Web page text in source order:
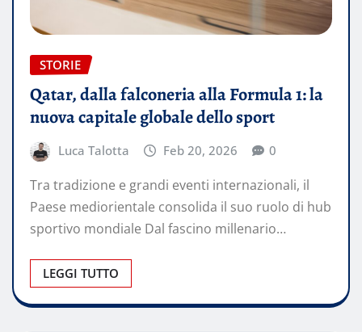
STORIE
Qatar, dalla falconeria alla Formula 1: la
nuova capitale globale dello sport
Luca Talotta Feb 20, 2026 0
Tra tradizione e grandi eventi internazionali, il
Paese mediorientale consolida il suo ruolo di hub
sportivo mondiale Dal fascino millenario…
LEGGI TUTTO